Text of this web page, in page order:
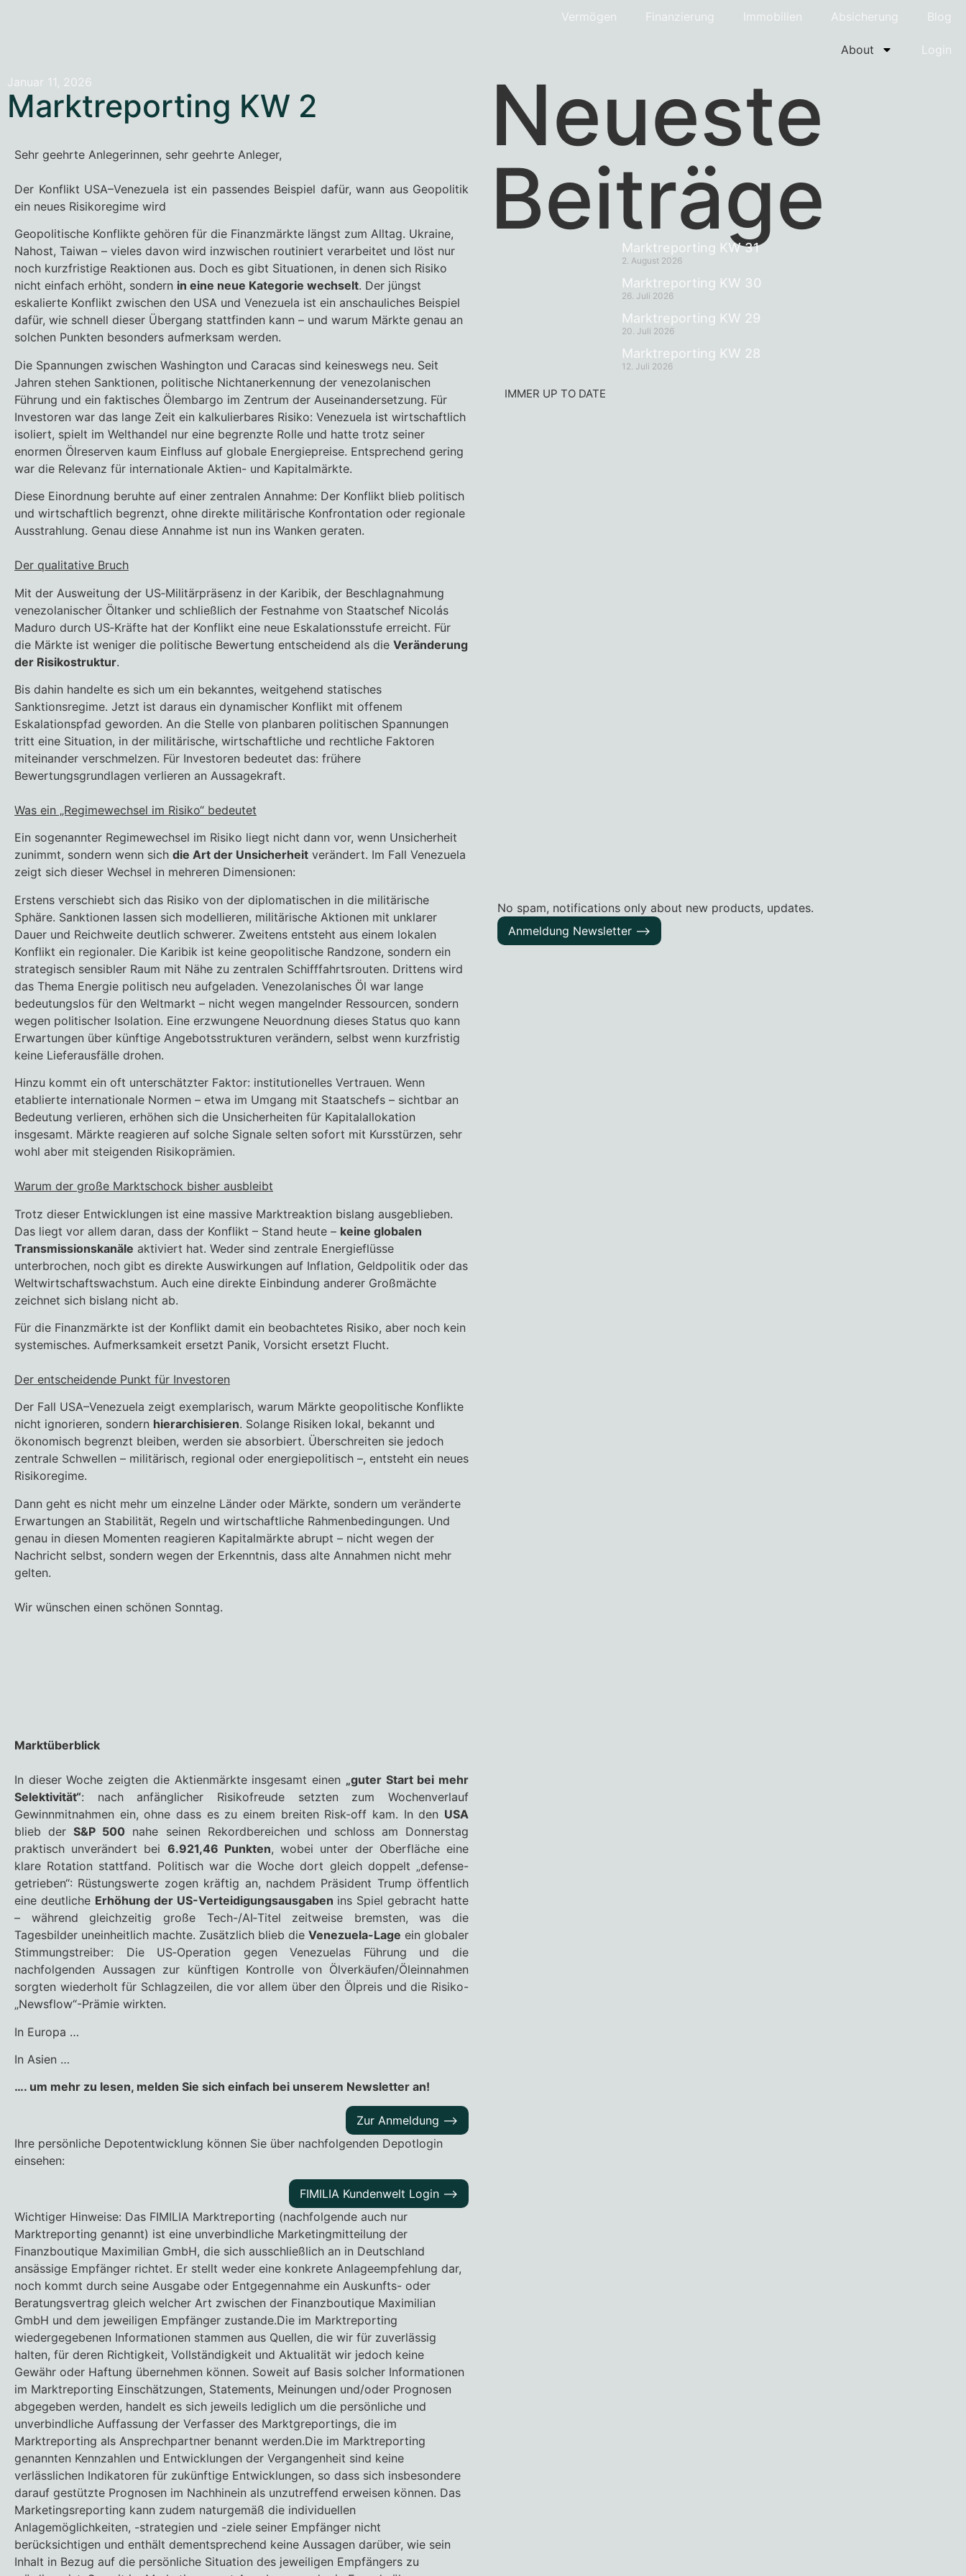
Vermögen Finanzierung Immobilien Absicherung Blog
About Login
Januar 11, 2026
Marktreporting KW 2
Sehr geehrte Anlegerinnen, sehr geehrte Anleger,
Der Konflikt USA–Venezuela ist ein passendes Beispiel dafür, wann aus Geopolitik
ein neues Risikoregime wird
Geopolitische Konflikte gehören für die Finanzmärkte längst zum Alltag. Ukraine,
Nahost, Taiwan – vieles davon wird inzwischen routiniert verarbeitet und löst nur
noch kurzfristige Reaktionen aus. Doch es gibt Situationen, in denen sich Risiko
nicht einfach erhöht, sondern in eine neue Kategorie wechselt. Der jüngst
eskalierte Konflikt zwischen den USA und Venezuela ist ein anschauliches Beispiel
dafür, wie schnell dieser Übergang stattfinden kann – und warum Märkte genau an
solchen Punkten besonders aufmerksam werden.
Die Spannungen zwischen Washington und Caracas sind keineswegs neu. Seit
Jahren stehen Sanktionen, politische Nichtanerkennung der venezolanischen
Führung und ein faktisches Ölembargo im Zentrum der Auseinandersetzung. Für
Investoren war das lange Zeit ein kalkulierbares Risiko: Venezuela ist wirtschaftlich
isoliert, spielt im Welthandel nur eine begrenzte Rolle und hatte trotz seiner
enormen Ölreserven kaum Einfluss auf globale Energiepreise. Entsprechend gering
war die Relevanz für internationale Aktien- und Kapitalmärkte.
Diese Einordnung beruhte auf einer zentralen Annahme: Der Konflikt blieb politisch
und wirtschaftlich begrenzt, ohne direkte militärische Konfrontation oder regionale
Ausstrahlung. Genau diese Annahme ist nun ins Wanken geraten.
Der qualitative Bruch
Mit der Ausweitung der US‑Militärpräsenz in der Karibik, der Beschlagnahmung
venezolanischer Öltanker und schließlich der Festnahme von Staatschef Nicolás
Maduro durch US‑Kräfte hat der Konflikt eine neue Eskalationsstufe erreicht. Für
die Märkte ist weniger die politische Bewertung entscheidend als die Veränderung
der Risikostruktur.
Bis dahin handelte es sich um ein bekanntes, weitgehend statisches
Sanktionsregime. Jetzt ist daraus ein dynamischer Konflikt mit offenem
Eskalationspfad geworden. An die Stelle von planbaren politischen Spannungen
tritt eine Situation, in der militärische, wirtschaftliche und rechtliche Faktoren
miteinander verschmelzen. Für Investoren bedeutet das: frühere
Bewertungsgrundlagen verlieren an Aussagekraft.
Was ein „Regimewechsel im Risiko“ bedeutet
Ein sogenannter Regimewechsel im Risiko liegt nicht dann vor, wenn Unsicherheit
zunimmt, sondern wenn sich die Art der Unsicherheit verändert. Im Fall Venezuela
zeigt sich dieser Wechsel in mehreren Dimensionen:
Erstens verschiebt sich das Risiko von der diplomatischen in die militärische
Sphäre. Sanktionen lassen sich modellieren, militärische Aktionen mit unklarer
Dauer und Reichweite deutlich schwerer. Zweitens entsteht aus einem lokalen
Konflikt ein regionaler. Die Karibik ist keine geopolitische Randzone, sondern ein
strategisch sensibler Raum mit Nähe zu zentralen Schifffahrtsrouten. Drittens wird
das Thema Energie politisch neu aufgeladen. Venezolanisches Öl war lange
bedeutungslos für den Weltmarkt – nicht wegen mangelnder Ressourcen, sondern
wegen politischer Isolation. Eine erzwungene Neuordnung dieses Status quo kann
Erwartungen über künftige Angebotsstrukturen verändern, selbst wenn kurzfristig
keine Lieferausfälle drohen.
Hinzu kommt ein oft unterschätzter Faktor: institutionelles Vertrauen. Wenn
etablierte internationale Normen – etwa im Umgang mit Staatschefs – sichtbar an
Bedeutung verlieren, erhöhen sich die Unsicherheiten für Kapitalallokation
insgesamt. Märkte reagieren auf solche Signale selten sofort mit Kursstürzen, sehr
wohl aber mit steigenden Risikoprämien.
Warum der große Marktschock bisher ausbleibt
Trotz dieser Entwicklungen ist eine massive Marktreaktion bislang ausgeblieben.
Das liegt vor allem daran, dass der Konflikt – Stand heute – keine globalen
Transmissionskanäle aktiviert hat. Weder sind zentrale Energieflüsse
unterbrochen, noch gibt es direkte Auswirkungen auf Inflation, Geldpolitik oder das
Weltwirtschaftswachstum. Auch eine direkte Einbindung anderer Großmächte
zeichnet sich bislang nicht ab.
Für die Finanzmärkte ist der Konflikt damit ein beobachtetes Risiko, aber noch kein
systemisches. Aufmerksamkeit ersetzt Panik, Vorsicht ersetzt Flucht.
Der entscheidende Punkt für Investoren
Der Fall USA–Venezuela zeigt exemplarisch, warum Märkte geopolitische Konflikte
nicht ignorieren, sondern hierarchisieren. Solange Risiken lokal, bekannt und
ökonomisch begrenzt bleiben, werden sie absorbiert. Überschreiten sie jedoch
zentrale Schwellen – militärisch, regional oder energiepolitisch –, entsteht ein neues
Risikoregime.
Dann geht es nicht mehr um einzelne Länder oder Märkte, sondern um veränderte
Erwartungen an Stabilität, Regeln und wirtschaftliche Rahmenbedingungen. Und
genau in diesen Momenten reagieren Kapitalmärkte abrupt – nicht wegen der
Nachricht selbst, sondern wegen der Erkenntnis, dass alte Annahmen nicht mehr
gelten.
Wir wünschen einen schönen Sonntag.
Marktüberblick
In dieser Woche zeigten die Aktienmärkte insgesamt einen „guter Start bei mehr
Selektivität“: nach anfänglicher Risikofreude setzten zum Wochenverlauf
Gewinnmitnahmen ein, ohne dass es zu einem breiten Risk-off kam. In den USA
blieb derS&P 500 nahe seinen Rekordbereichen und schloss am Donnerstag
praktisch unverändert bei 6.921,46 Punkten, wobei unter der Oberfläche eine
klare Rotation stattfand. Politisch war die Woche dort gleich doppelt „defense-
getrieben“: Rüstungswerte zogen kräftig an, nachdem Präsident Trump öffentlich
eine deutliche Erhöhung der US-Verteidigungsausgaben ins Spiel gebracht hatte
– während gleichzeitig große Tech-/AI‑Titel zeitweise bremsten, was die
Tagesbilder uneinheitlich machte. Zusätzlich blieb die Venezuela-Lage ein globaler
Stimmungstreiber: Die US‑Operation gegen Venezuelas Führung und die
nachfolgenden Aussagen zur künftigen Kontrolle von Ölverkäufen/Öleinnahmen
sorgten wiederholt für Schlagzeilen, die vor allem über den Ölpreis und die Risiko-
„Newsflow“-Prämie wirkten.
In Europa …
In Asien …
…. um mehr zu lesen, melden Sie sich einfach bei unserem Newsletter an!
Zur Anmeldung ––>
Ihre persönliche Depotentwicklung können Sie über nachfolgenden Depotlogin
einsehen:
FIMILIA Kundenwelt Login ––>
Wichtiger Hinweise: Das FIMILIA Marktreporting (nachfolgende auch nur
Marktreporting genannt) ist eine unverbindliche Marketingmitteilung der
Finanzboutique Maximilian GmbH, die sich ausschließlich an in Deutschland
ansässige Empfänger richtet. Er stellt weder eine konkrete Anlageempfehlung dar,
noch kommt durch seine Ausgabe oder Entgegennahme ein Auskunfts- oder
Beratungsvertrag gleich welcher Art zwischen der Finanzboutique Maximilian
GmbH und dem jeweiligen Empfänger zustande.Die im Marktreporting
wiedergegebenen Informationen stammen aus Quellen, die wir für zuverlässig
halten, für deren Richtigkeit, Vollständigkeit und Aktualität wir jedoch keine
Gewähr oder Haftung übernehmen können. Soweit auf Basis solcher Informationen
im Marktreporting Einschätzungen, Statements, Meinungen und/oder Prognosen
abgegeben werden, handelt es sich jeweils lediglich um die persönliche und
unverbindliche Auffassung der Verfasser des Marktgreportings, die im
Marktreporting als Ansprechpartner benannt werden.Die im Marktreporting
genannten Kennzahlen und Entwicklungen der Vergangenheit sind keine
verlässlichen Indikatoren für zukünftige Entwicklungen, so dass sich insbesondere
darauf gestützte Prognosen im Nachhinein als unzutreffend erweisen können. Das
Marketingsreporting kann zudem naturgemäß die individuellen
Anlagemöglichkeiten, -strategien und -ziele seiner Empfänger nicht
berücksichtigen und enthält dementsprechend keine Aussagen darüber, wie sein
Inhalt in Bezug auf die persönliche Situation des jeweiligen Empfängers zu
Neueste
Beiträge
Marktreporting KW 31
2. August 2026
Marktreporting KW 30
26. Juli 2026
Marktreporting KW 29
20. Juli 2026
Marktreporting KW 28
12. Juli 2026
IMMER UP TO DATE
No spam, notifications only about new products, updates.
Anmeldung Newsletter ––>